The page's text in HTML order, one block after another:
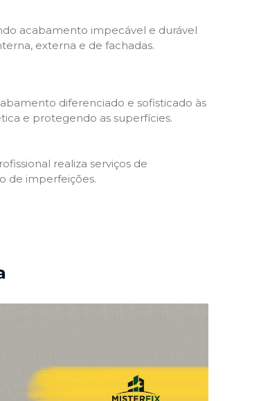
acabamento impecável e durável
externa e de fachadas.
diferenciado e sofisticado às
e protegendo as superfícies.
realiza serviços de
de imperfeições.